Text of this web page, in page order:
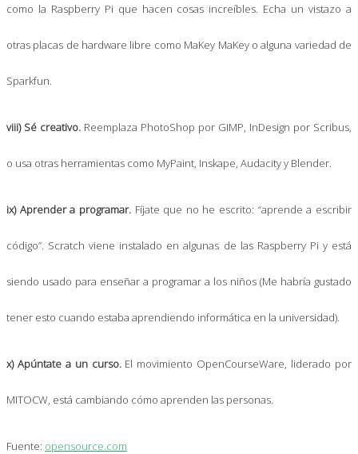
como la Raspberry Pi que hacen cosas increíbles. Echa un vistazo a
otras placas de hardware libre como MaKey MaKey o alguna variedad de
Sparkfun.
viii) Sé creativo. Reemplaza PhotoShop por GIMP, InDesign por Scribus,
o usa otras herramientas como MyPaint, Inskape, Audacity y Blender.
ix) Aprender a programar.Fíjate que no he escrito: “aprende a escribir
código”. Scratch viene instalado en algunas de las Raspberry Pi y está
siendo usado para enseñar a programar a los niños (Me habría gustado
tener esto cuando estaba aprendiendo informática en la universidad).
x) Apúntate a un curso.El movimiento OpenCourseWare, liderado por
MITOCW, está cambiando cómo aprenden las personas.
Fuente: opensource.com